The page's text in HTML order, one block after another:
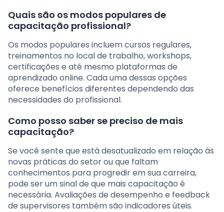
Quais são os modos populares de
capacitação profissional?
Os modos populares incluem cursos regulares,
treinamentos no local de trabalho, workshops,
certificações e até mesmo plataformas de
aprendizado online. Cada uma dessas opções
oferece benefícios diferentes dependendo das
necessidades do profissional.
Como posso saber se preciso de mais
capacitação?
Se você sente que está desatualizado em relação às
novas práticas do setor ou que faltam
conhecimentos para progredir em sua carreira,
pode ser um sinal de que mais capacitação é
necessária. Avaliações de desempenho e feedback
de supervisores também são indicadores úteis.